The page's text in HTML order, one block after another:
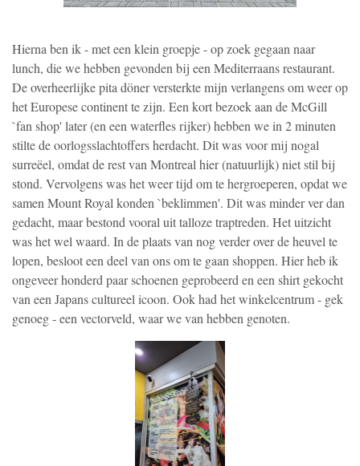
Hierna ben ik - met een klein groepje - op zoek gegaan naar
lunch, die we hebben gevonden bij een Mediterraans restaurant.
De overheerlijke pita döner versterkte mijn verlangens om weer op
het Europese continent te zijn. Een kort bezoek aan de McGill
`fan shop' later (en een waterfles rijker) hebben we in 2 minuten
stilte de oorlogsslachtoffers herdacht. Dit was voor mij nogal
surreëel, omdat de rest van Montreal hier (natuurlijk) niet stil bij
stond. Vervolgens was het weer tijd om te hergroeperen, opdat we
samen Mount Royal konden `beklimmen'. Dit was minder ver dan
gedacht, maar bestond vooral uit talloze traptreden. Het uitzicht
was het wel waard. In de plaats van nog verder over de heuvel te
lopen, besloot een deel van ons om te gaan shoppen. Hier heb ik
ongeveer honderd paar schoenen geprobeerd en een shirt gekocht
van een Japans cultureel icoon. Ook had het winkelcentrum - gek
genoeg - een vectorveld, waar we van hebben genoten.